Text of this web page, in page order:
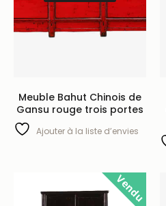
Meuble Bahut Chinois de
Gansu rouge trois portes
Ajouter à la liste d’envies
Vendu